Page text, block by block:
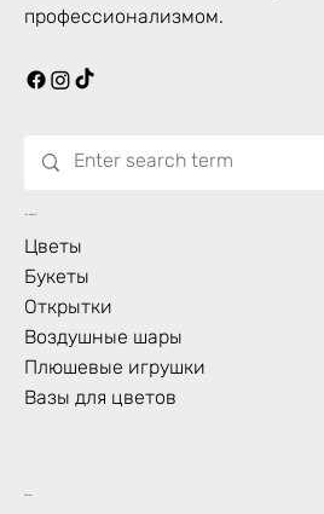
профессионализмом.
Что цветет?
Цветы
Букеты
Открытки
Воздушные шары
Плюшевые игрушки
Вазы для цветов
Контакт